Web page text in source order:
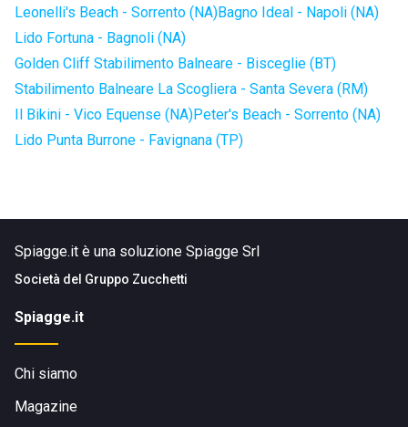
Leonelli's Beach - Sorrento (NA)Bagno Ideal - Napoli (NA)
Lido Fortuna - Bagnoli (NA)
Golden Cliff Stabilimento Balneare - Bisceglie (BT)
Stabilimento Balneare La Scogliera - Santa Severa (RM)
Il Bikini - Vico Equense (NA)Peter's Beach - Sorrento (NA)
Lido Punta Burrone - Favignana (TP)
Spiagge.it è una soluzione Spiagge Srl
Società del Gruppo Zucchetti
Spiagge.it
Chi siamo
Magazine